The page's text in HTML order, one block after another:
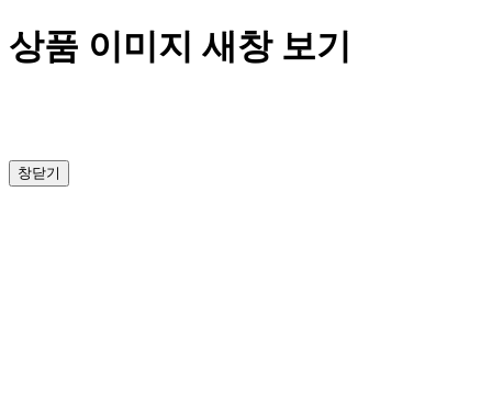
상품 이미지 새창 보기
창닫기